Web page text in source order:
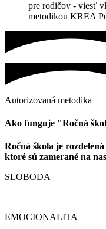
pre rodičov - viesť
metodikou KREA
Autorizovaná metodika
Ako funguje "Ročná
Ročná škola je
ktoré sú zamerané na
SLOBODA
EMOCIONALITA